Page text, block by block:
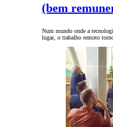
(bem
Num mundo onde a
lugar, o trabalho remoto